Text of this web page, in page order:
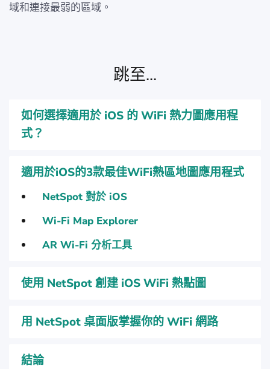
域和連接最弱的區域。
跳至...
如何選擇適用於 iOS 的 WiFi 熱力圖應用程
式？
適用於iOS的3款最佳WiFi熱區地圖應用程式
NetSpot 對於 iOS
Wi-Fi Map Explorer
AR Wi-Fi 分析工具
使用 NetSpot 創建 iOS WiFi 熱點圖
用 NetSpot 桌面版掌握你的 WiFi 網路
結論